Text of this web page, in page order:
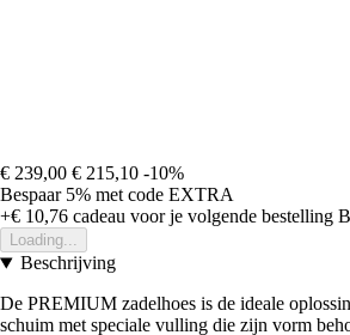
€ 239,00 € 215,10 -10%
Bespaar 5% met code EXTRA
+€ 10,76 cadeau voor je volgende bestelling
Loading...
Beschrijving
De PREMIUM zadelhoes is de ideale
schuim met speciale vulling die zijn vorm